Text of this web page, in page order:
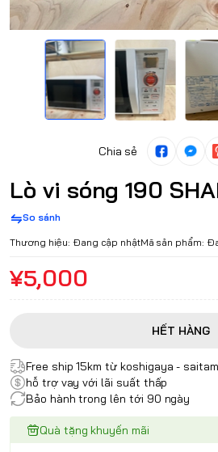
Chia sẻ
Lò vi sóng 190
So sánh
Thương hiệu: Đang cập nhậtMã sản phẩm:
¥5,000
HẾT HÀNG
Free ship 15km từ koshigaya -
hỗ trợ vay với lãi suất thấp
Bảo hành trong lên tới 90 ngày
Quà tặng khuyến mãi